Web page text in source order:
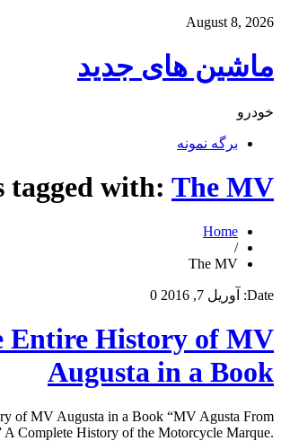
August 8, 2026
ماشین های جدید
خودرو
برگه نمونه
tagged with: The MV
Home
/
The MV
Date: آوریل 7, 2016 0
Entire History of MV
Augusta in a Book
of MV Augusta in a Book “MV Agusta From
A Complete History of the Motorcycle Marque.